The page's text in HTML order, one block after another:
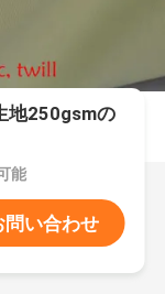
地250gsmの
能
問い合わせ